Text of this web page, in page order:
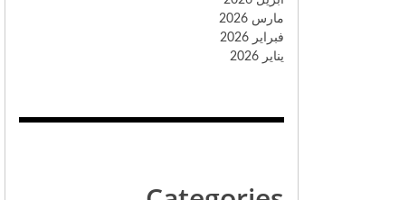
مارس 2026
فبراير 2026
يناير 2026